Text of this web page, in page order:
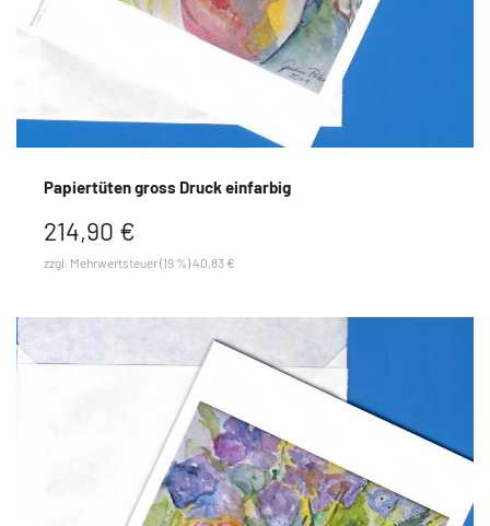
Papiertüten gross Druck einfarbig
214,90 €
zzgl. Mehrwertsteuer (19 %) 40,83 €